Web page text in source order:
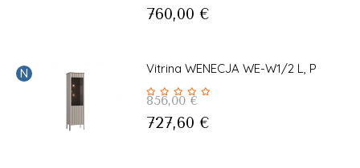
760,00 €
N Vitrina WENECJA WE-W1/2 L, P
856,00 €
727,60 €